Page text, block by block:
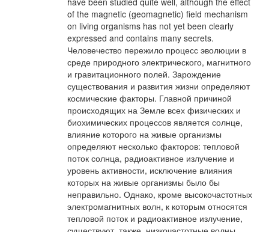
of the magnetic (geomagnetic) field mechanism
on living organisms has not yet been clearly
expressed and contains many secrets.
Человечество пережило процесс эволюции в
среде природного электрического, магнитного
и гравитационного полей. Зарождение
существования и развития жизни определяют
космические факторы. Главной причиной
происходящих на Земле всех физических и
биохимических процессов является солнце,
влияние которого на живые организмы
определяют несколько факторов: тепловой
поток солнца, радиоактивное излучение и
уровень активности, исключение влияния
которых на живые организмы было бы
неправильно. Однако, кроме высокочастотных
электромагнитных волн, к которым относятся
тепловой поток и радиоактивное излучение,